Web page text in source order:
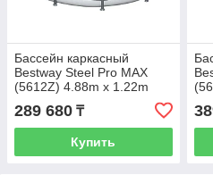
Бассейн каркасный
Bestway Steel Pro MAX
(5612Z) 4.88m x 1.22m
Round Pool Set
289 680 ₸
Купить